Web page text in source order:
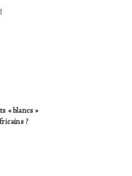
« blancs »
?